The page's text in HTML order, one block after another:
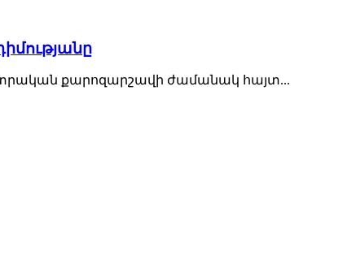
քարոզարշավի ժամանակ հայտ...